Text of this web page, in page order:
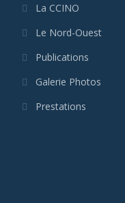
La CCINO
Le Nord-Ouest
Publications
Galerie Photos
Prestations